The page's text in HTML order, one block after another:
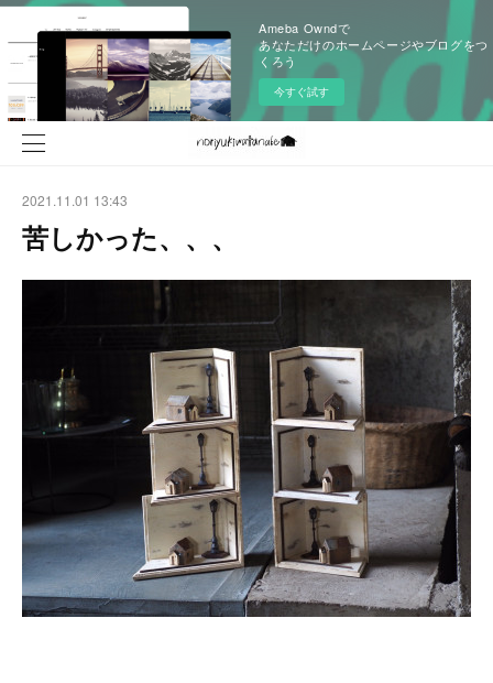
Ameba Owndで
あなただけのホームページやブログをつ
くろう
今すぐ試す
2021.11.01 13:43
苦しかった、、、